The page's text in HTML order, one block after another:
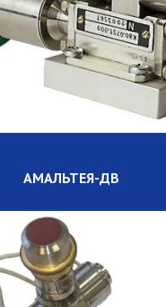
АМАЛЬТЕЯ-ДВ